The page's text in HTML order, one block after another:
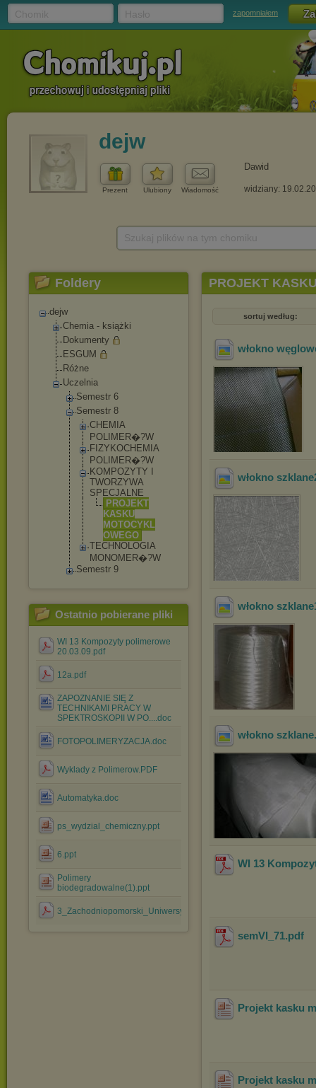
zapomniałem
dejw
Prezent Ulubiony Wiadomość
Dawid
widziany:
Foldery
dejw
Chemia - książki
Dokumenty
ESGUM
Różne
Uczelnia
Semestr 6
Semestr 8
CHEMIA
POLIMER�?W
FIZYKOCHEMI A
POLIMER�?W
KOMPOZYTY I
TWORZYWA
SPECJALNE
PROJEKT
KASKU
MOTOCYKL
OWEGO
TECHNOLOGIA
MONOMER�?W
Semestr 9
Ostatnio pobierane pliki
WI 13 Kompozyty polimerowe
20.03.09.pdf
12a.pdf
ZAPOZNANIE SIĘ Z
TECHNIKAMI PRACY W
SPEKTROSKOPII W PO....doc
FOTOPOLIMERYZACJA.doc
Wyklady z Polimerow.PDF
Automatyka.doc
ps_wydzial_chemiczny.ppt
6.ppt
Polimery
biodegradowalne(1).ppt
3_Zachodniopomorski_Uniwersytet_Technologiczny.pdf
PROJEKT
sortuj według:
włokno
włokno
włokno
włokno szklane
WI 13
semVI_71.pdf
Projekt kasku
Projekt kasku